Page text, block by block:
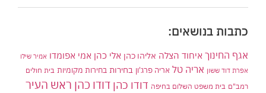
כתבות בנושאים:
אגף החינוך איחוד הצלה אליהו כהן אלי כהן אמי אפומדו אמיר שילו
אפרת דוד ששון אריה טל אריה פרג'ון בחירות בחירות מקומיות בית חולים
רמב"ם בית משפט השלום בחיפה דודו כהן דודו כהן ראש העיר